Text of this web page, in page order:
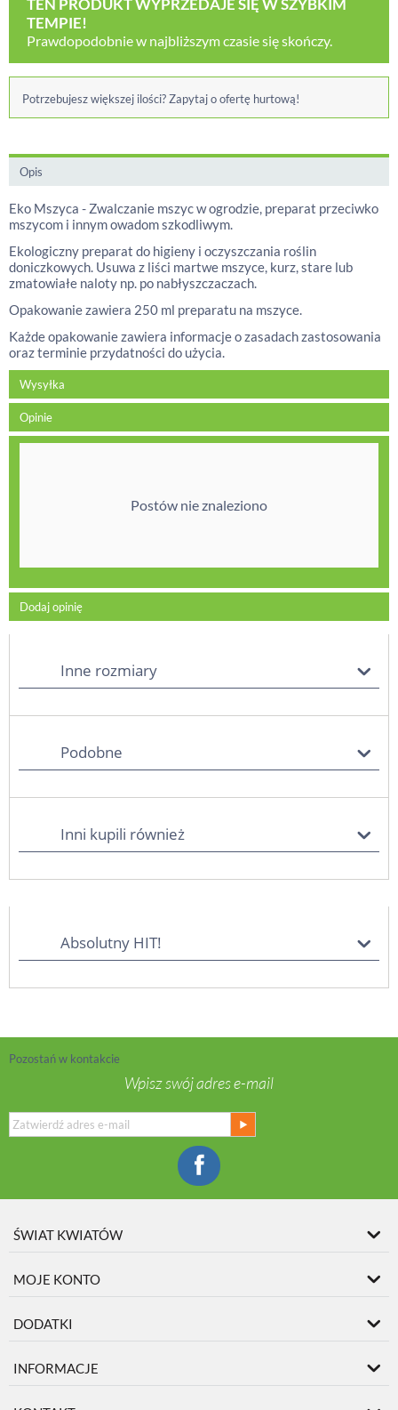
TEN PRODUKT WYPRZEDAJE SIĘ W SZYBKIM
TEMPIE!
Prawdopodobnie w najbliższym czasie się skończy.
Potrzebujesz większej ilości? Zapytaj o ofertę hurtową!
Opis
Eko Mszyca - Zwalczanie mszyc w ogrodzie, preparat przeciwko
mszycom i innym owadom szkodliwym.
Ekologiczny preparat do higieny i oczyszczania roślin
doniczkowych. Usuwa z liści martwe mszyce, kurz, stare lub
zmatowiałe naloty np. po nabłyszczaczach.
Opakowanie zawiera 250 ml preparatu na mszyce.
Każde opakowanie zawiera informacje o zasadach zastosowania
oraz terminie przydatności do użycia.
Wysyłka
Opinie
Postów nie znaleziono
Dodaj opinię
Inne rozmiary
Podobne
Inni kupili również
Absolutny HIT!
Pozostań w kontakcie
Wpisz swój adres e-mail
ŚWIAT KWIATÓW
MOJE KONTO
DODATKI
INFORMACJE